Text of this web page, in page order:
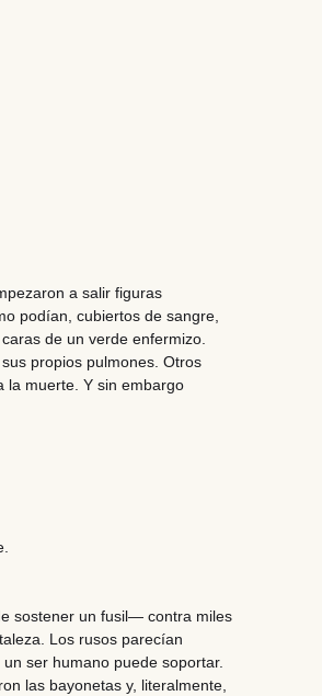
a salir figuras
podían, cubiertos de sangre,
de un verde enfermizo.
propios pulmones. Otros
la muerte. Y sin embargo
sostener un fusil— contra miles
Los rusos parecían
ser humano puede soportar.
las bayonetas y, literalmente,